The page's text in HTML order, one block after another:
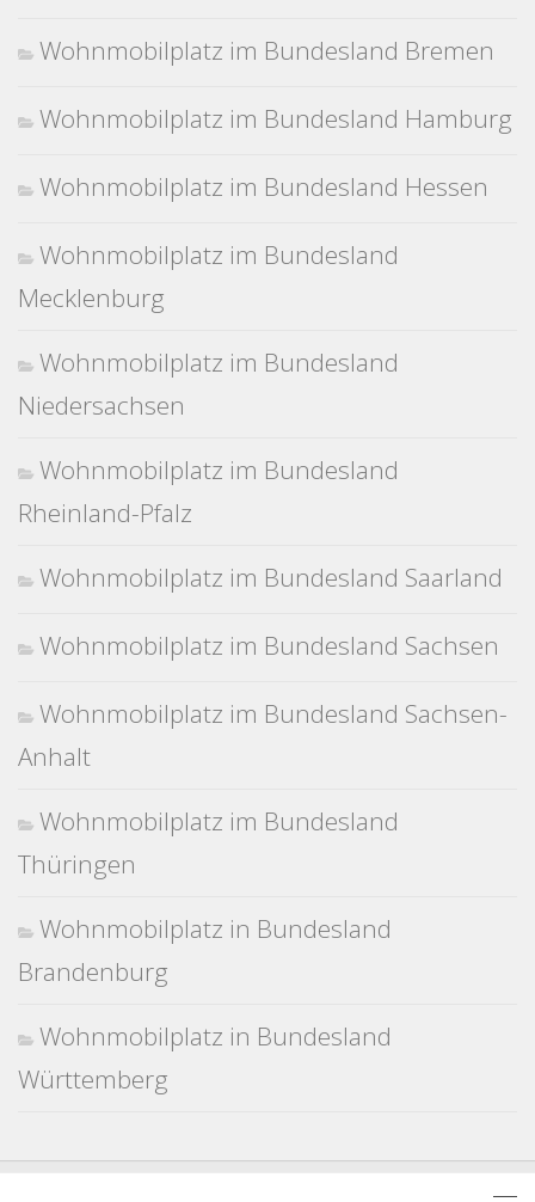
Wohnmobilplatz im Bundesland Bremen
Wohnmobilplatz im Bundesland Hamburg
Wohnmobilplatz im Bundesland Hessen
Wohnmobilplatz im Bundesland
Mecklenburg
Wohnmobilplatz im Bundesland
Niedersachsen
Wohnmobilplatz im Bundesland
Rheinland-Pfalz
Wohnmobilplatz im Bundesland Saarland
Wohnmobilplatz im Bundesland Sachsen
Wohnmobilplatz im Bundesland Sachsen-
Anhalt
Wohnmobilplatz im Bundesland
Thüringen
Wohnmobilplatz in Bundesland
Brandenburg
Wohnmobilplatz in Bundesland
Württemberg